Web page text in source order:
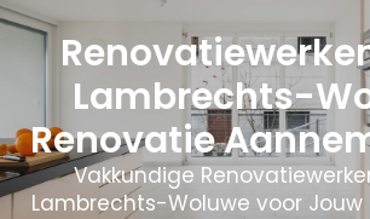
Lambrechts-
Renovatie
Vakkundige
Lambrechts-Woluwe voor